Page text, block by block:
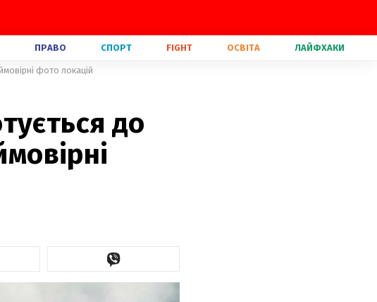
ПРАВО СПОРТ FIGHT ОСВІТА ЛАЙФХАКИ
фото локацій
до